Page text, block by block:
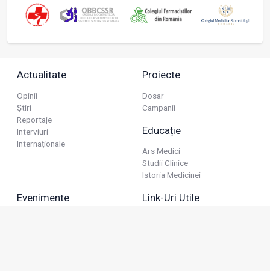
Actualitate
Opinii
Știri
Reportaje
Interviuri
Internaționale
Proiecte
Dosar
Campanii
Educație
Ars Medici
Studii Clinice
Istoria Medicinei
Evenimente Link-Uri Utile